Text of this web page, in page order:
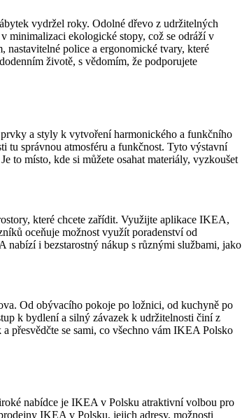
vydržel roky. Odolné dřevo z udržitelných
minimalizaci ekologické stopy, což se odráží v
nastavitelné police a ergonomické tvary, které
životě, s vědomím, že podporujete
a styly k vytvoření harmonického a funkčního
tu správnou atmosféru a funkčnost. Tyto výstavní
to místo, kde si můžete osahat materiály, vyzkoušet
které chcete zařídit. Využijte aplikace IKEA,
oceňuje možnost využít poradenství od
i bezstarostný nákup s různými službami, jako
Od obývacího pokoje po ložnici, od kuchyně po
k bydlení a silný závazek k udržitelnosti činí z
přesvědčte se sami, co všechno vám IKEA Polsko
nabídce je IKEA v Polsku atraktivní volbou pro
IKEA v Polsku, jejich adresy, možnosti